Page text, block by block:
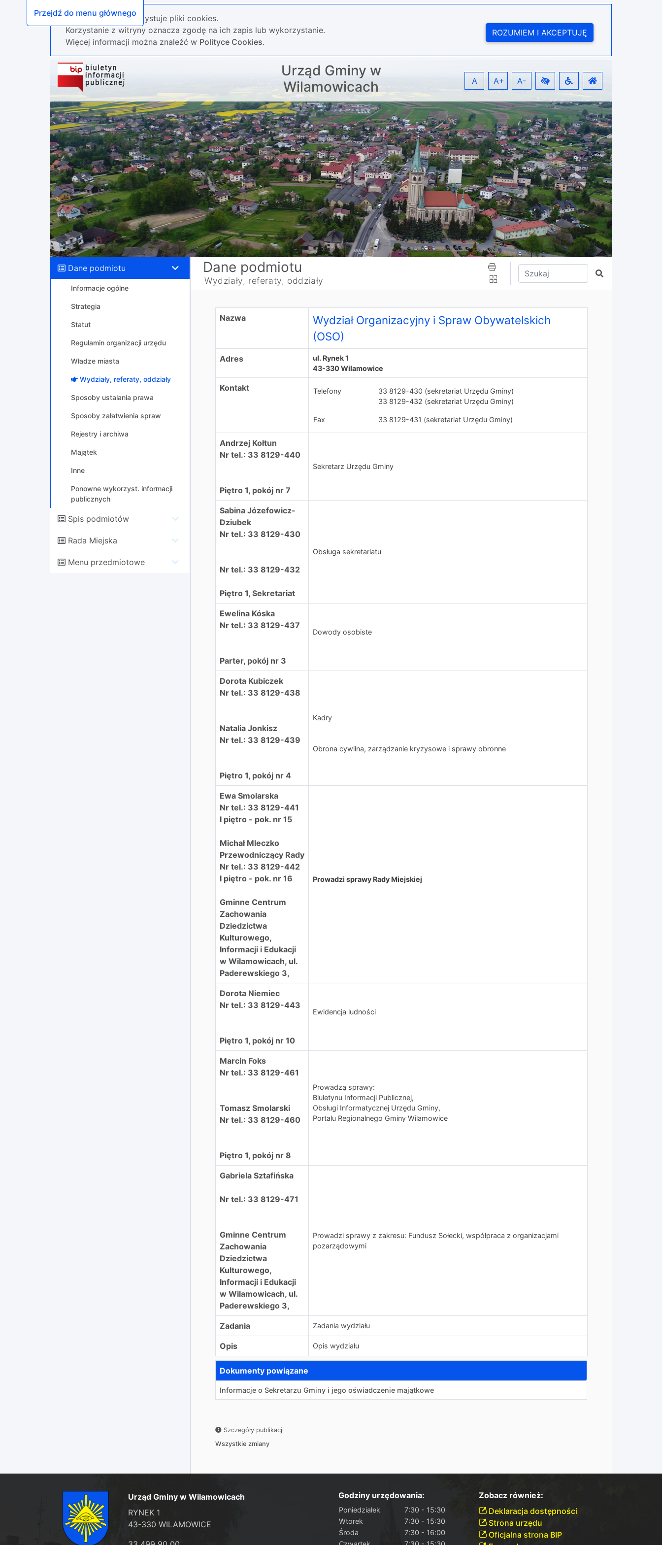
Przejdź do menu głównego
Nasza strona wykorzystuje pliki cookies.
Korzystanie z witryny oznacza zgodę na ich zapis lub wykorzystanie.
Więcej informacji można znaleźć w Polityce Cookies.
ROZUMIEM I AKCEPTUJĘ
Urząd Gminy w
Wilamowicach
A A+ A-
Dane podmiotu
Informacje ogólne
Strategia
Statut
Regulamin organizacji urzędu
Władze miasta
Wydziały, referaty, oddziały
Sposoby ustalania prawa
Sposoby załatwienia spraw
Rejestry i archiwa
Majątek
Inne
Ponowne wykorzyst. informacji
publicznych
Spis podmiotów
Rada Miejska
Menu przedmiotowe
Dane podmiotu
Wydziały, referaty, oddziały
Wpisz tekst do wyszukania
Szukaj
Wydział Organizacyjny i Spraw Obywatelskich (OSO)
Nazwa
Wydział Organizacyjny i Spraw Obywatelskich
(OSO)
Adres
ul. Rynek 1
43-330 Wilamowice
Kontakt Telefony
33 8129-430 (sekretariat Urzędu Gminy)
33 8129-432 (sekretariat Urzędu Gminy)
Fax 33 8129-431 (sekretariat Urzędu Gminy)
Andrzej Kołtun
Nr tel.: 33 8129-440
Piętro 1, pokój nr 7
Sekretarz Urzędu Gminy
Sabina Józefowicz-
Dziubek
Nr tel.: 33 8129-430
Nr tel.: 33 8129-432
Piętro 1, Sekretariat
Obsługa sekretariatu
Ewelina Kóska
Nr tel.: 33 8129-437
Parter, pokój nr 3
Dowody osobiste
Dorota Kubiczek
Nr tel.: 33 8129-438
Natalia Jonkisz
Nr tel.: 33 8129-439
Piętro 1, pokój nr 4
Kadry
Obrona cywilna, zarządzanie kryzysowe i sprawy obronne
Ewa Smolarska
Nr tel.: 33 8129-441
I piętro - pok. nr 15
Michał Mleczko
Przewodniczący Rady
Nr tel.: 33 8129-442
I piętro - pok. nr 16
Gminne Centrum
Zachowania
Dziedzictwa
Kulturowego,
Informacji i Edukacji
w Wilamowicach, ul.
Paderewskiego 3,
Prowadzi sprawy Rady Miejskiej
Dorota Niemiec
Nr tel.: 33 8129-443
Piętro 1, pokój nr 10
Ewidencja ludności
Marcin Foks
Nr tel.: 33 8129-461
Tomasz Smolarski
Nr tel.: 33 8129-460
Piętro 1, pokój nr 8
Prowadzą sprawy:
Biuletynu Informacji Publicznej,
Obsługi Informatycznej Urzędu Gminy,
Portalu Regionalnego Gminy Wilamowice
Gabriela Sztafińska
Nr tel.: 33 8129-471
Gminne Centrum
Zachowania
Dziedzictwa
Kulturowego,
Informacji i Edukacji
w Wilamowicach, ul.
Paderewskiego 3,
Prowadzi sprawy z zakresu: Fundusz Sołecki, współpraca z organizacjami
pozarządowymi
Zadania Zadania wydziału
Opis Opis wydziału
Dokumenty powiązane
Informacje o Sekretarzu Gminy i jego oświadczenie majątkowe
Szczegóły publikacji
Wszystkie zmiany
Urząd Gminy w Wilamowicach
RYNEK 1
43-330 WILAMOWICE
Godziny urzędowania:
Poniedziałek
7:30 - 15:30
Wtorek
7:30 - 15:30
Środa
7:30 - 16:00
Zobacz również:
Deklaracja dostępności
Strona urzędu
Oficjalna strona BIP